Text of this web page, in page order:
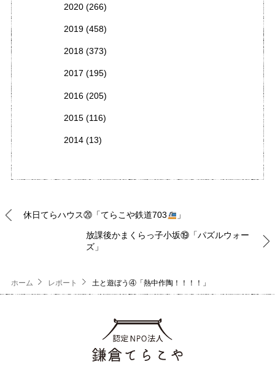
2020(266)
2019(458)
2018(373)
2017 (195)
2016(205)
2015(116)
2014(13)
休日てらハウス⑳「てらこや鉄道703 」
放課後かまくらっ子小坂⑲「パズルウォー
ズ」
ホーム レポート 土と遊ぼう④「熱中作陶！！！！」